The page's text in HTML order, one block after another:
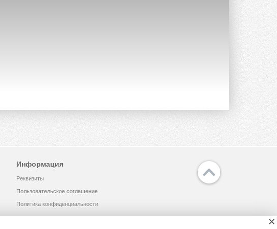
Международное энергетическое
агентство (МЭА) выпустило ...
27 ИЮЛЯ 2026
Меньше дросселирования, больше
эффективности — основной принцип ...
27 ИЮЛЯ 2026
NET WOHNUNGSSTATION PRO E
Информация
Реквизиты
Пользовательское соглашение
Политика конфиденциальности
×